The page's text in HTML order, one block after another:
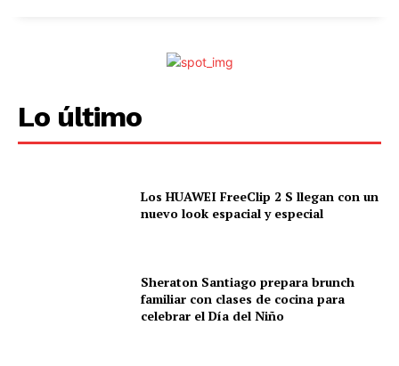
Lo último
Los HUAWEI FreeClip 2 S llegan con un
nuevo look espacial y especial
Sheraton Santiago prepara brunch
familiar con clases de cocina para
celebrar el Día del Niño